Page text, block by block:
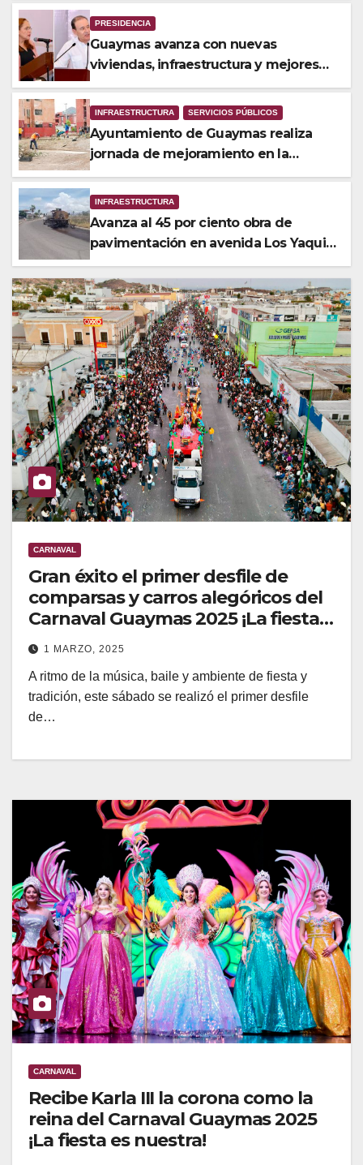
PRESIDENCIA
Guaymas avanza con nuevas
viviendas, infraestructura y mejores
servicios públicos: Karla Córdova
INFRAESTRUCTURA SERVICIOS PÚBLICOS
Ayuntamiento de Guaymas realiza
jornada de mejoramiento en la
colonia Loma Dorada
INFRAESTRUCTURA
Avanza al 45 por ciento obra de
pavimentación en avenida Los Yaquis
de San Carlos
CARNAVAL
Gran éxito el primer desfile de
comparsas y carros alegóricos del
Carnaval Guaymas 2025 ¡La fiesta
es nuestra!
1 MARZO, 2025
A ritmo de la música, baile y ambiente de fiesta y
tradición, este sábado se realizó el primer desfile
de…
CARNAVAL
Recibe Karla III la corona como la
reina del Carnaval Guaymas 2025
¡La fiesta es nuestra!